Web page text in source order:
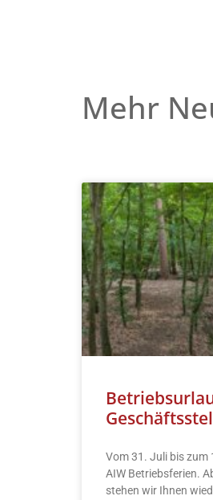
Mehr
Vom 31. Juli bis
AIW Betriebsferien.
stehen wir Ihnen